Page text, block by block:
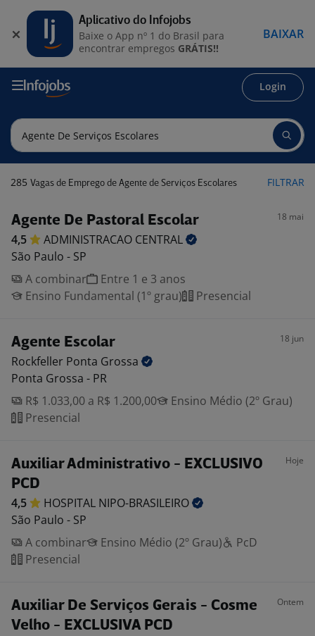
Login
285 Vagas de Emprego de Agente de Serviços Escolares FILTRAR
Agente De Pastoral Escolar 18 mai
4,5 ADMINISTRACAO CENTRAL
São Paulo - SP
A combinar
Entre 1 e 3 anos
Ensino Fundamental (1º grau)
Presencial
Agente Escolar 18 jun
Rockfeller Ponta Grossa
Ponta Grossa - PR
R$ 1.033,00 a R$ 1.200,00
Ensino Médio (2º Grau)
Presencial
Auxiliar Administrativo - EXCLUSIVO
PCD
Hoje
4,5 HOSPITAL NIPO-BRASILEIRO
São Paulo - SP
A combinar
Ensino Médio (2º Grau)
PcD
Presencial
Auxiliar De Serviços Gerais - Cosme
Velho - EXCLUSIVA PCD
Ontem
Aplicativo do Infojobs
Baixe o App nº 1 do Brasil para
encontrar empregos GRÁTIS!!
BAIXAR